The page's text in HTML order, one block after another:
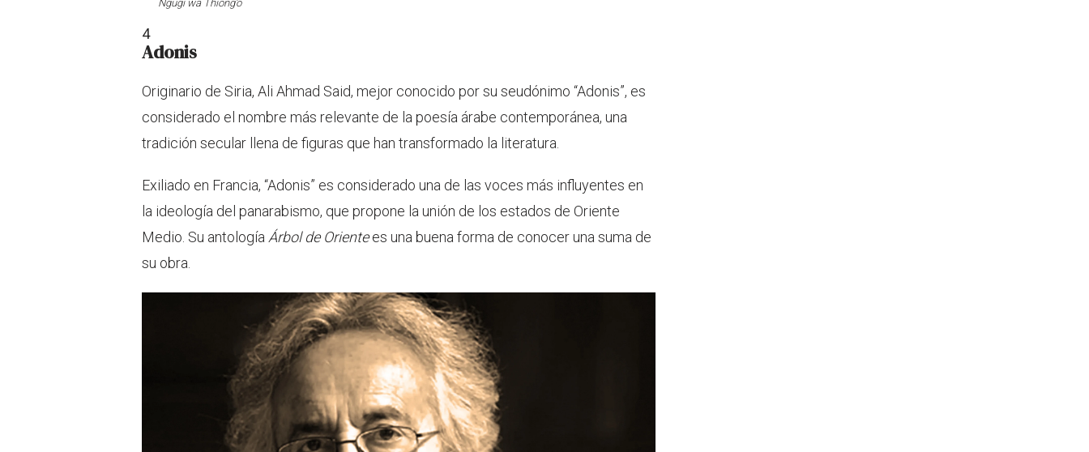
Ngugi wa Thiong’o
4
Adonis
Originario de Siria, Ali Ahmad Said, mejor conocido por su seudónimo “Adonis”, es
considerado el nombre más relevante de la poesía árabe contemporánea, una
tradición secular llena de figuras que han transformado la literatura.
Exiliado en Francia, “Adonis” es considerado una de las voces más influyentes en
la ideología del panarabismo, que propone la unión de los estados de Oriente
Medio. Su antologíaÁrbol de Orientees una buena forma de conocer una suma de
su obra.